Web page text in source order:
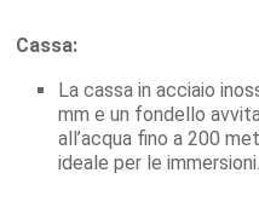
Cassa:
La cassa in acciaio
mm e un fondello
all’acqua fino a 200
ideale per le immersioni.